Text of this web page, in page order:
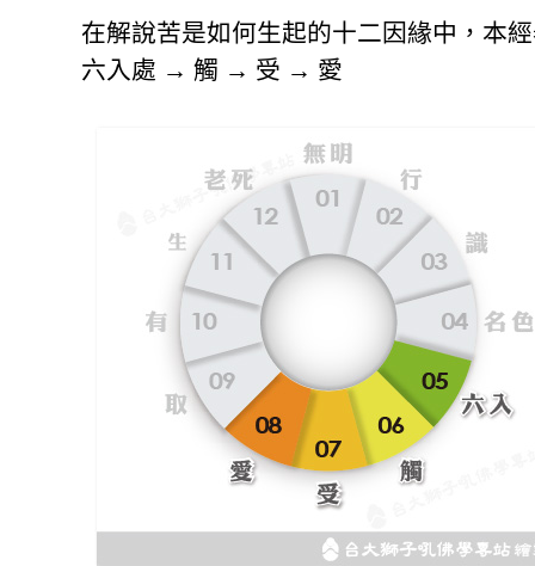
在解說苦是如何生起的十二因緣中，本
六入處 → 觸 → 受 → 愛